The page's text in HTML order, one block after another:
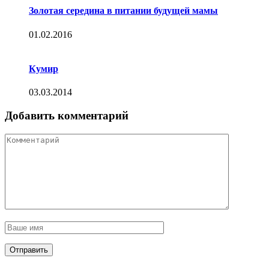
Золотая середина в питании будущей мамы
01.02.2016
Кумир
03.03.2014
Добавить комментарий